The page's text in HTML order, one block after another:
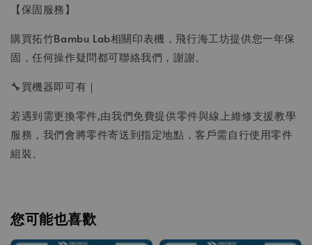
【保固服務】
購買拓竹Bambu Lab相關印表機，飛行海工坊提供您一年保
固，任何操作疑問都可聯絡我們，謝謝。
🔧買機器即可有｜
若遇到需更換零件,由我們免費提供零件與線上維修支援教學
服務，我們會將零件寄送到指定地點，客戶需自行使用零件
組裝。
您可能也喜歡